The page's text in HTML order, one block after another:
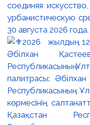
соединяя
урбанистическую
30 августа 2026 года.